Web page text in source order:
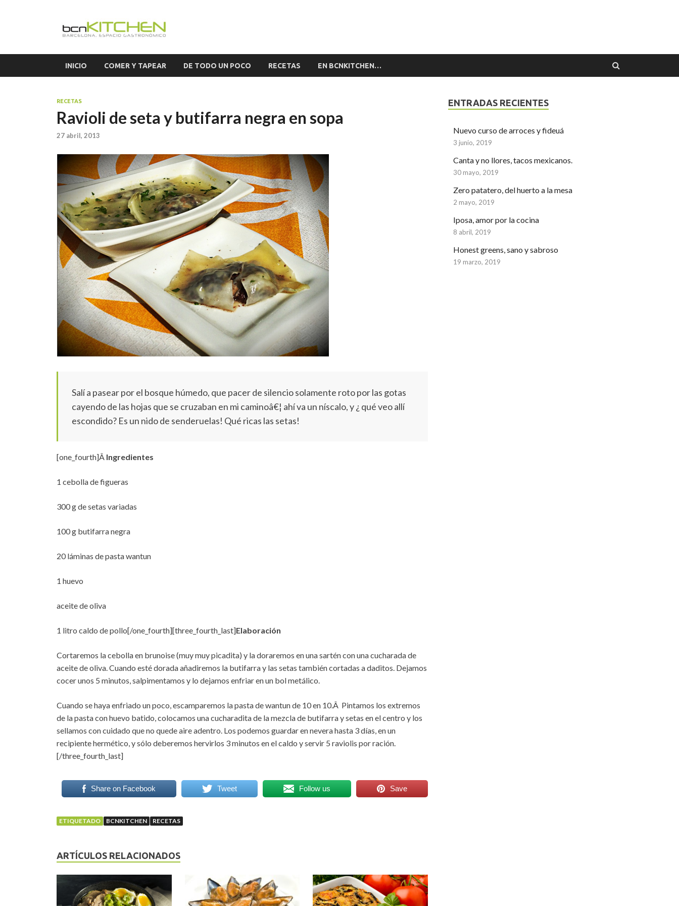
INICIO COMER Y TAPEAR DE TODO UN POCO RECETAS EN BCNKITCHEN…
RECETAS
Ravioli de seta y butifarra negra en sopa
27 abril, 2013
Salí a pasear por el bosque húmedo, que pacer de silencio solamente roto por las gotas
cayendo de las hojas que se cruzaban en mi caminoâ€¦ ahí va un níscalo, y ¿ qué veo allí
escondido? Es un nido de senderuelas! Qué ricas las setas!
[one_fourth]Â Ingredientes
1 cebolla de figueras
300 g de setas variadas
100 g butifarra negra
20 láminas de pasta wantun
1 huevo
aceite de oliva
1 litro caldo de pollo[/one_fourth][three_fourth_last]Elaboración
Cortaremos la cebolla en brunoise (muy muy picadita) y la doraremos en una sartén con una cucharada de
aceite de oliva. Cuando esté dorada añadiremos la butifarra y las setas también cortadas a daditos. Dejamos
cocer unos 5 minutos, salpimentamos y lo dejamos enfriar en un bol metálico.
Cuando se haya enfriado un poco, escamparemos la pasta de wantun de 10 en 10.Â Pintamos los extremos
de la pasta con huevo batido, colocamos una cucharadita de la mezcla de butifarra y setas en el centro y los
sellamos con cuidado que no quede aire adentro. Los podemos guardar en nevera hasta 3 días, en un
recipiente hermético, y sólo deberemos hervirlos 3 minutos en el caldo y servir 5 raviolis por ración.
[/three_fourth_last]
Share on Facebook Tweet Follow us Save
ETIQUETADO BCNKITCHEN RECETAS
ARTÍCULOS RELACIONADOS
ENTRADAS RECIENTES
Nuevo curso de arroces y fideuá
3 junio, 2019
Canta y no llores, tacos mexicanos.
30 mayo, 2019
Zero patatero, del huerto a la mesa
2 mayo, 2019
Iposa, amor por la cocina
8 abril, 2019
Honest greens, sano y sabroso
19 marzo, 2019